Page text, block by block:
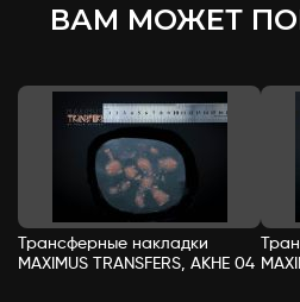
ВАМ МОЖЕТ
Трансферные накладки
MAXIMUS TRANSFERS, АКНЕ 04